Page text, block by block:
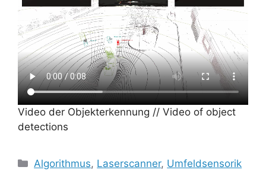
Video der Objekterkennung // Video of object
detections
Kategorien
Algorithmus, Laserscanner, Umfeldsensorik